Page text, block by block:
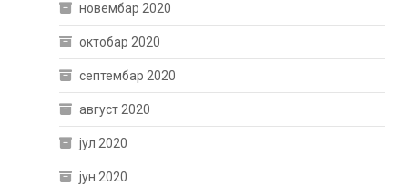
новембар 2020
октобар 2020
септембар 2020
август 2020
јул 2020
јун 2020